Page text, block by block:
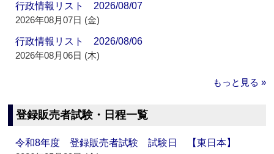
行政情報リスト 2026/08/07
2026年08月07日 (金)
行政情報リスト 2026/08/06
2026年08月06日 (木)
もっと見る »
登録販売者試験・日程一覧
令和8年度 登録販売者試験 試験日 【東日本】